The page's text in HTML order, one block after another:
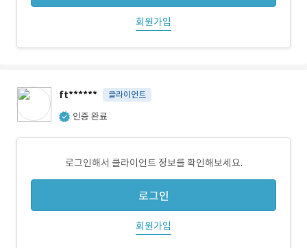
회원가입
ft****** 클라이언트
인증 완료
로그인해서 클라이언트 정보를 확인해보세요.
로그인
회원가입